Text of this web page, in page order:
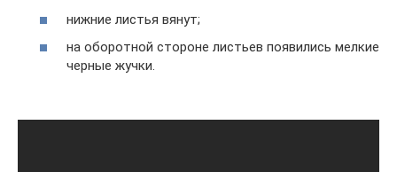
нижние листья вянут;
на оборотной стороне листьев появились мелкие
черные жучки.